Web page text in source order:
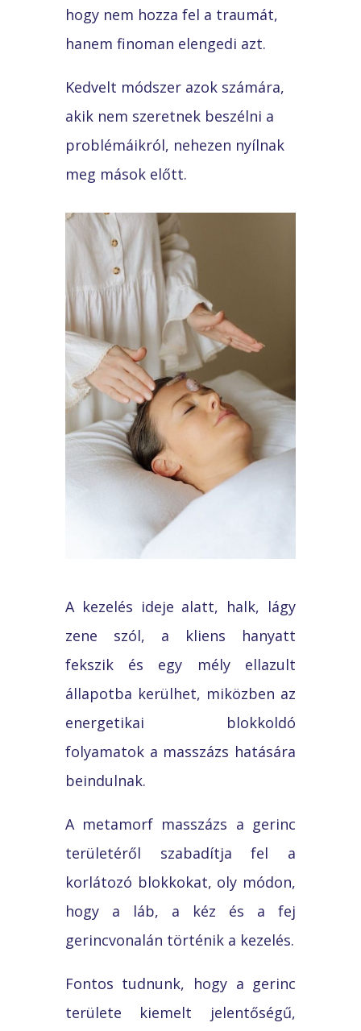
hogy nem hozza fel a traumát,
hanem finoman elengedi azt.
Kedvelt módszer azok számára,
akik nem szeretnek beszélni a
problémáikról, nehezen nyílnak
meg mások előtt.
A kezelés ideje alatt, halk, lágy
zene szól, a kliens hanyatt
fekszik és egy mély ellazult
állapotba kerülhet, miközben az
energetikai blokkoldó
folyamatok a masszázs hatására
beindulnak.
A metamorf masszázs a gerinc
területéről szabadítja fel a
korlátozó blokkokat, oly módon,
hogy a láb, a kéz és a fej
gerincvonalán történik a kezelés.
Fontos tudnunk, hogy a gerinc
területe kiemelt jelentőségű,